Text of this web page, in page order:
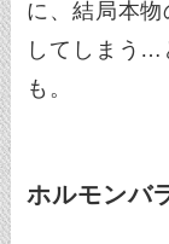
に、結局本
してしまう…
も。
ホルモンバ